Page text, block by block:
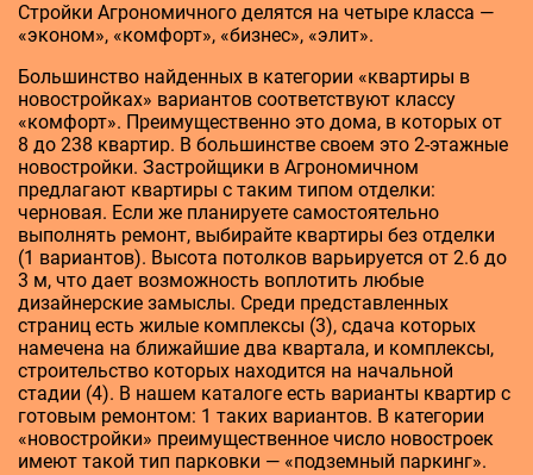
Cтройки Агрономичного делятся на четыре класса —
«эконом», «комфорт», «бизнес», «элит».
Большинство найденных в категории «квартиры в
новостройках» вариантов соответствуют классу
«комфорт». Преимущественно это дома, в которых от
8 до 238 квартир. В большинстве своем это 2-этажные
новостройки. Застройщики в Агрономичном
предлагают квартиры с таким типом отделки:
черновая. Если же планируете самостоятельно
выполнять ремонт, выбирайте квартиры без отделки
(1 вариантов). Высота потолков варьируется от 2.6 до
3 м, что дает возможность воплотить любые
дизайнерские замыслы. Среди представленных
страниц есть жилые комплексы (3), сдача которых
намечена на ближайшие два квартала, и комплексы,
строительство которых находится на начальной
стадии (4). В нашем каталоге есть варианты квартир с
готовым ремонтом: 1 таких вариантов. В категории
«новостройки» преимущественное число новостроек
имеют такой тип парковки — «подземный паркинг».